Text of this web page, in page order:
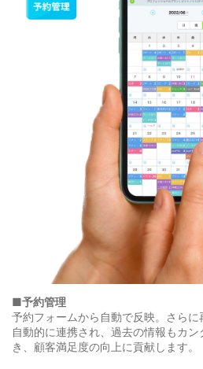
■予約管理
予約フォームから自動で反映。さら
自動的に連携され、過去の情報もカ
き、顧客満足度の向上に貢献します。